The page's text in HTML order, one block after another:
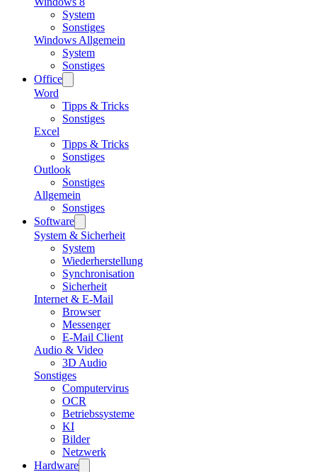
System
Sonstiges
Windows Allgemein
System
Sonstiges
Office
Word
Tipps & Tricks
Sonstiges
Excel
Tipps & Tricks
Sonstiges
Outlook
Sonstiges
Allgemein
Sonstiges
Software
System & Sicherheit
System
Wiederherstellung
Synchronisation
Sicherheit
Internet & E-Mail
Browser
Messenger
E-Mail Client
Audio & Video
3D Audio
Sonstiges
Computervirus
OCR
Betriebssysteme
KI
Bilder
Netzwerk
Hardware